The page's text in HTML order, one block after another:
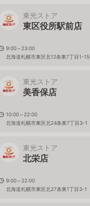
東光ストア
東区役所駅前店
9:00～23:00
北海道札幌市東区北12条東7丁目1-15
東光ストア
美香保店
10:00～22:00
北海道札幌市東区北24条東7丁目3-1
東光ストア
北栄店
9:00～22:00
北海道札幌市東区北27条東1丁目3-1